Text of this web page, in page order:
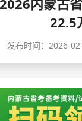
准考证打印
考试政策
成绩查询
分数线
资格复审
面试补录
22.5
发布时间： 2026-